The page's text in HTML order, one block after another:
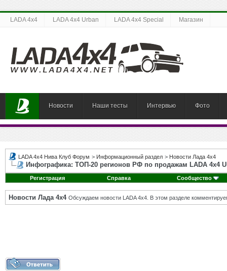
LADA 4x4 LADA 4x4 Urban LADA 4x4 Special Магазин
Новости Наши тесты Интервью Фото
LADA 4x4 Нива Клуб Форум > Информационный раздел > Новости Лада 4х4
Инфографика: ТОП-20 регионов РФ по продажам LADA 4x4
Регистрация Справка Сообщество
Новости Лада 4х4 Обсуждаем новости LADA 4x4. В этом разделе